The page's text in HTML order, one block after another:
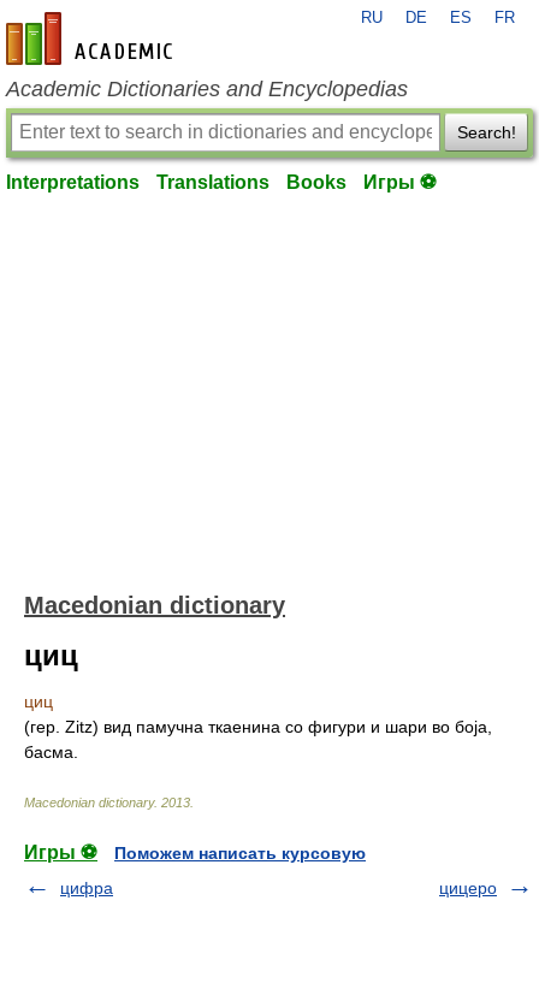
en-academic.com
RU DE ES FR
Academic Dictionaries and Encyclopedias
Search!
Interpretations Translations Books Игры ⚽
Macedonian dictionary
циц
циц
(гер. Zitz) вид памучна ткаенина со фигури и шари во боја,
басма.
Macedonian dictionary. 2013
Игры ⚽
Поможем написать курсовую
цифра
цицеро